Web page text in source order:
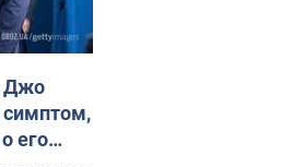
Джо
симптом,
его